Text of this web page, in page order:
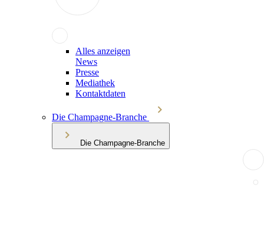
Alles anzeigen
News
Presse
Mediathek
Kontaktdaten
Die Champagne-Branche
Die Champagne-Branche